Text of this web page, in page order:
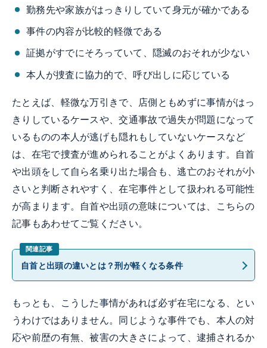
勤務先や家族がはっきりしていて身元が確かである
事件の内容が比較的軽微である
証拠がすでにそろっていて、隠滅のおそれが少ない
本人が捜査に協力的で、呼び出しに応じている
たとえば、軽微な万引きで、店側ともめずに事情がはっ
きりしているケースや、交通事故で過失が問題になって
いるものの本人が逃げも隠れもしていないケースなど
は、在宅で捜査が進められることがよくあります。自首
や出頭をして自ら名乗り出た場合も、逃亡のおそれが小
さいと判断されやすく、在宅事件として扱われる可能性
が高まります。自首や出頭の意味については、こちらの
記事もあわせてご覧ください。
自首と出頭の違いとは？刑が軽くなる条件
もっとも、こうした事情があれば必ず在宅になる、とい
うわけではありません。同じような事件でも、本人の対
応や前歴の有無、被害の大きさによって、逮捕されるか